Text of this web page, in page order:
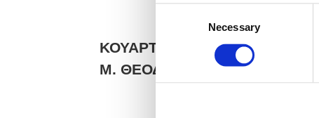
Necessary
ΚΟΥΑΡΤΕΤΟ ΕΓΧΟΡΔΩΝ
Μ. ΘΕΟΔΩΡΑΚΗΣ -